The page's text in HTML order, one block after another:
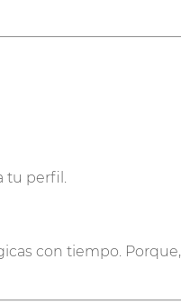
tu perfil.
con tiempo.